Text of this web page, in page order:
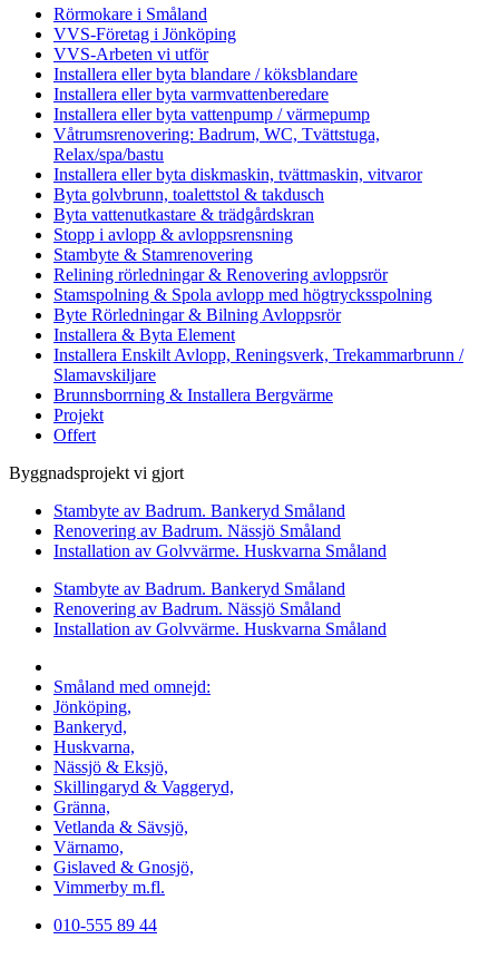
Rörmokare i Småland
VVS-Företag i Jönköping
VVS-Arbeten vi utför
Installera eller byta blandare / köksblandare
Installera eller byta varmvattenberedare
Installera eller byta vattenpump / värmepump
Våtrumsrenovering: Badrum, WC, Tvättstuga,
Relax/spa/bastu
Installera eller byta diskmaskin, tvättmaskin, vitvaror
Byta golvbrunn, toalettstol & takdusch
Byta vattenutkastare & trädgårdskran
Stopp i avlopp & avloppsrensning
Stambyte & Stamrenovering
Relining rörledningar & Renovering avloppsrör
Stamspolning & Spola avlopp med högtrycksspolning
Byte Rörledningar & Bilning Avloppsrör
Installera & Byta Element
Installera Enskilt Avlopp, Reningsverk, Trekammarbrunn /
Slamavskiljare
Brunnsborrning & Installera Bergvärme
Projekt
Offert
Byggnadsprojekt vi gjort
Stambyte av Badrum. Bankeryd Småland
Renovering av Badrum. Nässjö Småland
Installation av Golvvärme. Huskvarna Småland
Stambyte av Badrum. Bankeryd Småland
Renovering av Badrum. Nässjö Småland
Installation av Golvvärme. Huskvarna Småland
Småland med omnejd:
Jönköping,
Bankeryd,
Huskvarna,
Nässjö & Eksjö,
Skillingaryd & Vaggeryd,
Gränna,
Vetlanda & Sävsjö,
Värnamo,
Gislaved & Gnosjö,
Vimmerby m.fl.
010-555 89 44